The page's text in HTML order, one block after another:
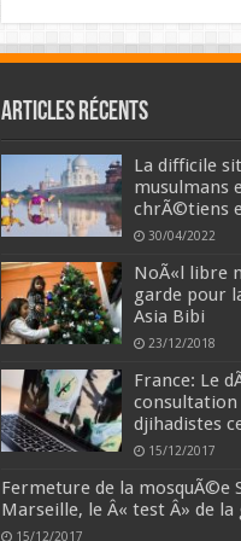
Articles récents
La difficile
musulmans
chrÃ©tiens
30/04/2022
NoÃ«l libre
garde pour
Asia Bibi
23/12/2018
France: Le
consultation
djihadistes
15/12/2017
Fermeture de la mosquÃ©e
Marseille, le Â« test Â» de
15/12/2017